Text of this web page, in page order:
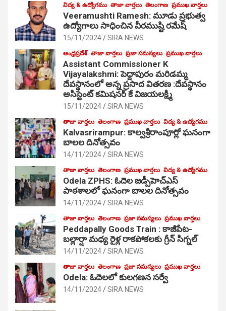
విద్య & ఉద్యోగము తాజా వార్తలు తెలంగాణ ప్రముఖ వార్తలు
Veeramushti Ramesh: మూడు ప్రభుత్వ
ఉద్యోగాలు సాధించిన వీరముష్టి రమేష్
15/11/2024 SIRA NEWS
ఆంధ్రప్రదేశ్ తాజా వార్తలు ప్రజా సమస్యలు ప్రముఖ వార్తలు
Assistant Commissioner K
Vijayalakshmi: పెద్దాపురం మరిడమ్మ
దేవస్థానంలో అన్న ప్రసాద వితరణ :దేవస్థానం
అసిస్టెంట్ కమిషనర్ కే విజయలక్ష్మి
15/11/2024 SIRA NEWS
తాజా వార్తలు తెలంగాణ ప్రముఖ వార్తలు విద్య & ఉద్యోగము
Kalvasrirampur: కాల్వశ్రీరాంపూర్లో ఘనంగా
బాలల దినోత్సవం
14/11/2024 SIRA NEWS
తాజా వార్తలు తెలంగాణ ప్రముఖ వార్తలు విద్య & ఉద్యోగము
Odela ZPHS: ఓదెల జ‌డ్పీహెచ్ఎస్
పాఠ‌శాల‌లో ఘనంగా బాలల దినోత్సవం
14/11/2024 SIRA NEWS
తాజా వార్తలు తెలంగాణ ప్రజా సమస్యలు ప్రముఖ వార్తలు
Peddapally Goods Train : కాజీపేట-
బల్లార్షా మధ్య రైళ్ల రాకపోకలకు గ్రీన్ సిగ్నల్
14/11/2024 SIRA NEWS
తాజా వార్తలు తెలంగాణ ప్రజా సమస్యలు ప్రముఖ వార్తలు
Odela: ఓదెలలో కులగణన సర్వే
14/11/2024 SIRA NEWS